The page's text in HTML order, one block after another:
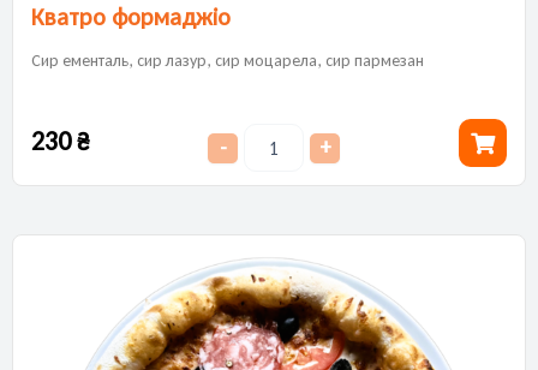
Кватро формаджіо
Сир ементаль, сир лазур, сир моцарела, сир пармезан
230₴ - +